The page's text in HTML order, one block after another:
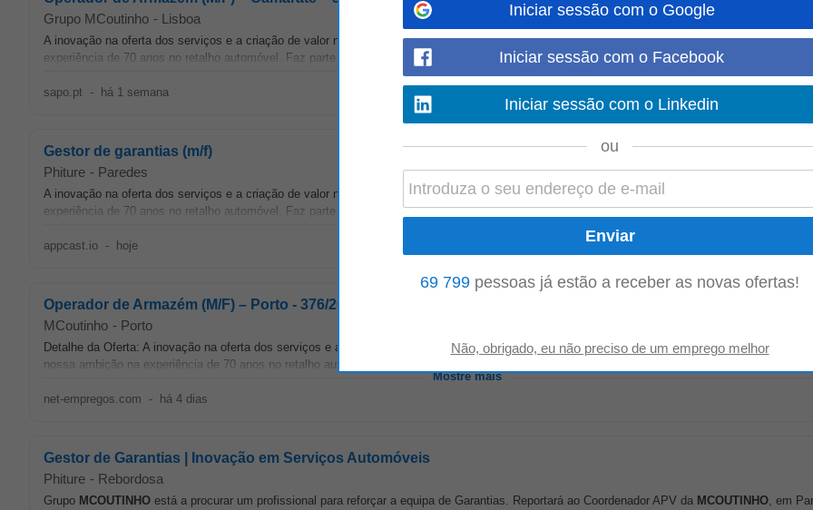
Grupo MCoutinho - Lisboa
A inovação na oferta dos serviços e a criação de valor na relação com os Clientes são prioridade do GRUPOMCOUTINHO. Suportamos a nossa
experiência de 70 anos no retalho automóvel. Faz parte de uma Equipa com mais de 1.400 colaboradores...
sapo.pt - há 1 semana
Gestor de garantias (m/f)
Phiture - Paredes
A inovação na oferta dos serviços e a criação de valor na relação com os Clientes são prioridade do GRUPO MCOUTINHO
experiência de 70 anos no retalho automóvel. Faz parte de uma Equipa com mais de 1.400 colaboradores...
appcast.io - hoje
Operador de Armazém (M/F) – Porto - 376/2026
MCoutinho - Porto
Detalhe da Oferta: A inovação na oferta dos serviços e a criação de valor na relação com os Clientes são prioridade do GRUPOMCOUTINHO
nossa ambição na experiência de 70 anos no retalho automóvel. Faz parte de uma Equipa...
Mostre mais
net-empregos.com - há 4 dias
Gestor de Garantias | Inovação em Serviços Automóveis
Phiture - Rebordosa
Grupo MCOUTINHO está a procurar um profissional para reforçar a equipa de Garantias. Reportará ao Coordenador APV da MCOUTINHO, em
Iniciar sessão com o Google
Iniciar sessão com o Facebook
Iniciar sessão com o Linkedin
ou
69 799 pessoas já estão a receber as novas ofertas!